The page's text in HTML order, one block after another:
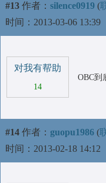
#13 作者： silence0919 (
时间：2013-03-06 13:39
对我有帮助
14
OBC到
#14 作者： guopu1986 (
时间：2013-02-18 14:12